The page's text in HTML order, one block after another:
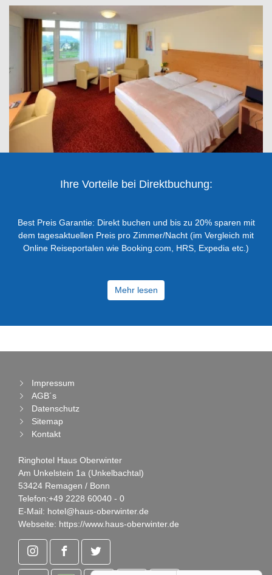
Ihre Vorteile bei Direktbuchung:
Best Preis Garantie: Direkt buchen und bis zu 20% sparen mit
dem tagesaktuellen Preis pro Zimmer/Nacht (im Vergleich mit
Online Reiseportalen wie Booking.com, HRS, Expedia etc.)
Mehr lesen
Impressum
AGB´s
Datenschutz
Sitemap
Kontakt
Ringhotel Haus Oberwinter
Am Unkelstein 1a (Unkelbachtal)
53424 Remagen / Bonn
Telefon:+49 2228 60040 - 0
E-Mail: hotel@haus-oberwinter.de
Webseite: https://www.haus-oberwinter.de